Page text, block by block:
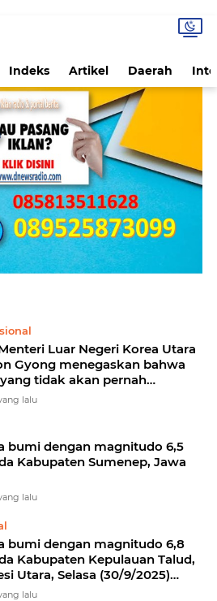
Indeks Artikel Daerah
Luar Negeri Korea Utara
Gyong menegaskan bahwa
tidak akan pernah
senjata nuklirnya
lalu
bumi dengan magnitudo 6,5
Kabupaten Sumenep, Jawa
lalu
bumi dengan magnitudo 6,8
Kabupaten Kepulauan Talud,
Utara, Selasa (30/9/2025)
20.59 WIB
lalu